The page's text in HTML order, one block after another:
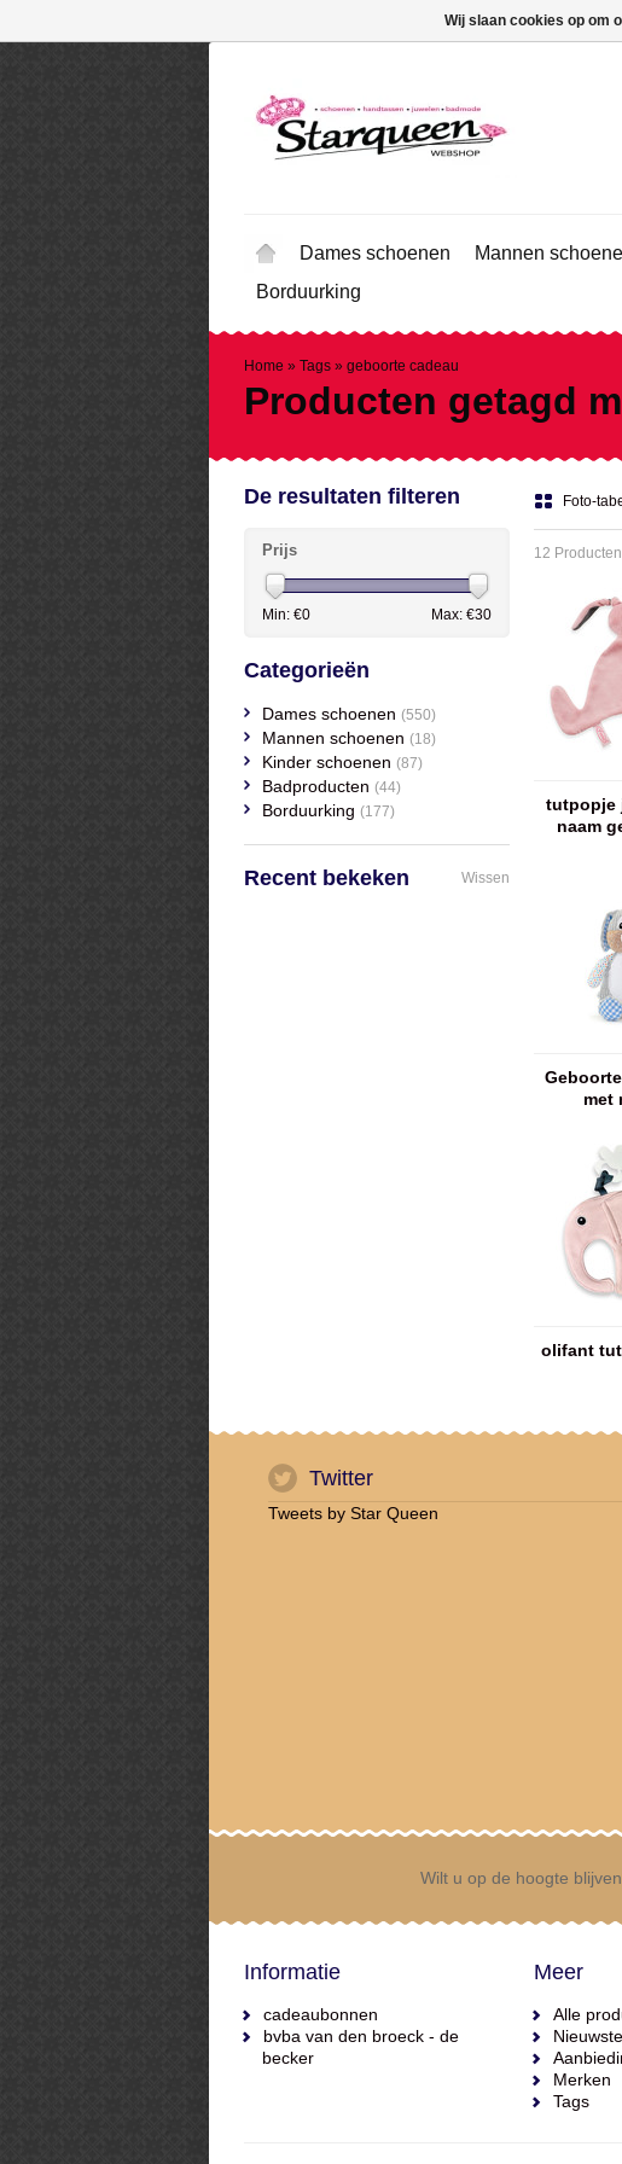
Dames schoenen Mannen
Borduurking
Home » Tags » geboorte cadeau
Producten getagd
Foto-
12 Producten
tutpopje
naam
met
olifant
De resultaten filteren
Prijs
Min: €0 Max: €30
Categorieën
Dames schoenen (550)
Mannen schoenen (18)
Kinder schoenen (87)
Badproducten (44)
Borduurking (177)
Recent bekeken Wissen
Twitter
Tweets by Star Queen
Wilt u op de hoogte
Informatie
cadeaubonnen
bvba van den broeck - de
becker
Meer
Alle
Merken
Tags
Wij slaan cookies op om